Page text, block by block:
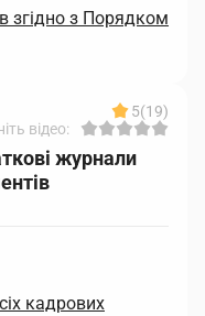
згідно з Порядком
5(19)
відео:
журнали
кадрових